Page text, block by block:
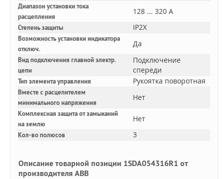
Диапазон установки тока
расцепления
128 ... 320 А
Степень защиты IP2X
Возможность установки индикатора
отключ.
Да
Вид подключения главной электр.
цепи
Подключение
спереди
Тип элемента управления Рукоятка поворотная
Вместе с расцепителем
минимального напряжения
Нет
Комплексная защита от замыканий
на землю
Нет
Кол-во полюсов 3
Описание товарной позиции 1SDA054316R1 от
производителя ABB